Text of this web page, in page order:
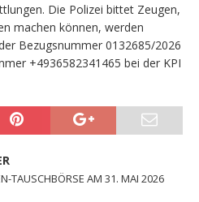
Die Polizei bittet Zeugen,
machen können, werden
Bezugsnummer 0132685/2026
+4936582341465 bei der KPI
TAUSCHBÖRSE AM 31. MAI 2026